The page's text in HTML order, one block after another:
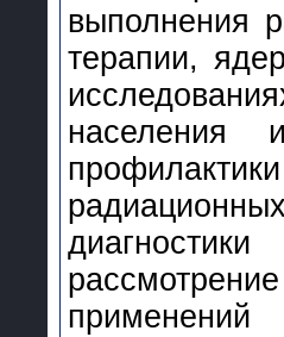
выполнения
терапии,
применений